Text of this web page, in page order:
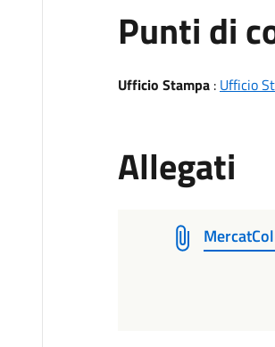
Punti di
Ufficio Stampa: Ufficio
Allegati